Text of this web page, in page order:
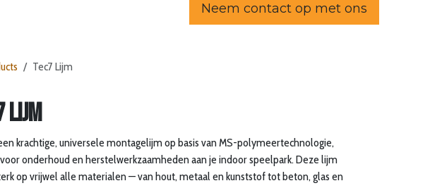
Neem contact op met ons
Tec7 Lijm
Lijm
krachtige, universele montagelijm op basis van MS-polymeertechnologie,
onderhoud en herstelwerkzaamheden aan je indoor speelpark. Deze lijm
op vrijwel alle materialen — van hout, metaal en kunststof tot beton, glas en